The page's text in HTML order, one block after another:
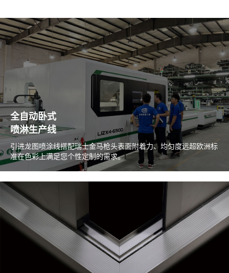
全自动卧式
喷淋生产线
引进龙图喷涂线搭配瑞士金马枪头表面附着力、均匀度远超欧洲标
准在色彩上满足您个性定制的需求。